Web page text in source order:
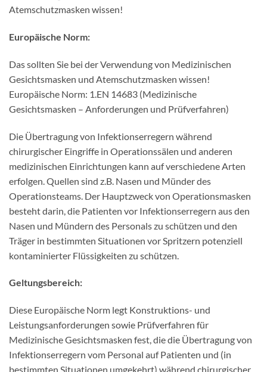
Atemschutzmasken wissen!
Europäische Norm:
Das sollten Sie bei der Verwendung von Medizinischen
Gesichtsmasken und Atemschutzmasken wissen!
Europäische Norm: 1.EN 14683 (Medizinische
Gesichtsmasken – Anforderungen und Prüfverfahren)
Die Übertragung von Infektionserregern während
chirurgischer Eingriffe in Operationssälen und anderen
medizinischen Einrichtungen kann auf verschiedene Arten
erfolgen. Quellen sind z.B. Nasen und Münder des
Operationsteams. Der Hauptzweck von Operationsmasken
besteht darin, die Patienten vor Infektionserregern aus den
Nasen und Mündern des Personals zu schützen und den
Träger in bestimmten Situationen vor Spritzern potenziell
kontaminierter Flüssigkeiten zu schützen.
Geltungsbereich:
Diese Europäische Norm legt Konstruktions- und
Leistungsanforderungen sowie Prüfverfahren für
Medizinische Gesichtsmasken fest, die die Übertragung von
Infektionserregern vom Personal auf Patienten und (in
bestimmten Situationen umgekehrt) während chirurgischer